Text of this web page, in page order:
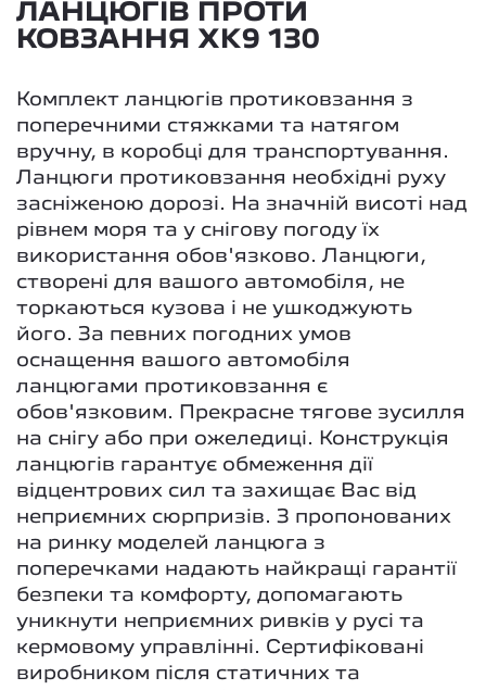
ЛАНЦЮГІВ ПРОТИ
КОВЗАННЯ XK9 130
Комплект ланцюгів протиковзання з
поперечними стяжками та натягом
вручну, в коробці для транспортування.
Ланцюги протиковзання необхідні руху
засніженою дорозі. На значній висоті над
рівнем моря та у снігову погоду їх
використання обов'язково. Ланцюги,
створені для вашого автомобіля, не
торкаються кузова і не ушкоджують
його. За певних погодних умов
оснащення вашого автомобіля
ланцюгами протиковзання є
обов'язковим. Прекрасне тягове зусилля
на снігу або при ожеледиці. Конструкція
ланцюгів гарантує обмеження дії
відцентрових сил та захищає Вас від
неприємних сюрпризів. З пропонованих
на ринку моделей ланцюга з
поперечками надають найкращі гарантії
безпеки та комфорту, допомагають
уникнути неприємних ривків у русі та
кермовому управлінні. Сертифіковані
виробником після статичних та